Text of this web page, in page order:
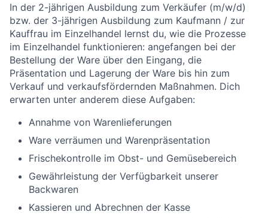
In der 2-jährigen Ausbildung zum Verkäufer (m/w/d)
bzw. der 3-jährigen Ausbildung zum Kaufmann / zur
Kauffrau im Einzelhandel lernst du, wie die Prozesse
im Einzelhandel funktionieren: angefangen bei der
Bestellung der Ware über den Eingang, die
Präsentation und Lagerung der Ware bis hin zum
Verkauf und verkaufsfördernden Maßnahmen. Dich
erwarten unter anderem diese Aufgaben:
Annahme von Warenlieferungen
Ware verräumen und Warenpräsentation
Frischekontrolle im Obst- und Gemüsebereich
Gewährleistung der Verfügbarkeit unserer
Backwaren
Kassieren und Abrechnen der Kasse